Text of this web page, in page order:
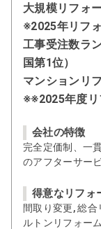
大規模リフォ
※2025年リフ
工事受注数ラ
国第1位）
マンションリ
※※2025年度リ
会社の特徴
完全定価制、一
のアフターサー
得意なリフォ
間取り変更, 総
ルトンリフォー